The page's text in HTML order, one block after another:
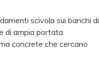
scivola sui banchi di
di ampia portata
concrete che cercano